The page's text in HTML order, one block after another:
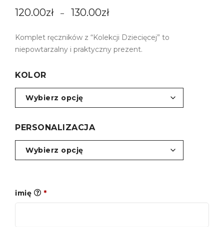
120.00zł – 130.00zł
Komplet ręczników z “Kolekcji Dziecięcej” to
niepowtarzalny i praktyczny prezent.
KOLOR
PERSONALIZACJA
imię *